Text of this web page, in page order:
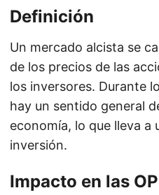
Definición
Un mercado alcista se
de los precios de las
los inversores. Durante
hay un sentido general
economía, lo que lleva a
inversión.
Impacto en las